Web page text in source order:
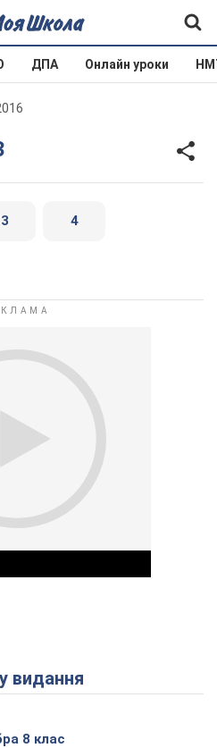
ДПА Онлайн уроки
3 4
Play Video
видання
8 клас